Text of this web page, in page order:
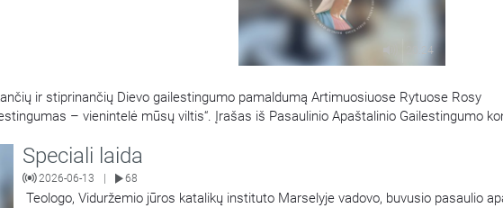
20:24
ir stiprinančių Dievo gailestingumo pamaldumą Artimuosiuose Rytuose Rosy
– vienintelė mūsų viltis“. Įrašas iš Pasaulinio Apaštalinio Gailestingumo
Speciali laida
2026-06-13 68
Teologo, Viduržemio jūros katalikų instituto Marselyje vadovo, buvusio pasaulio